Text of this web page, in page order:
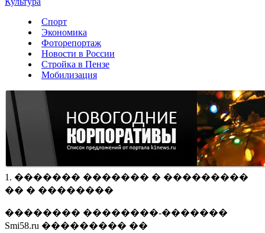
Спорт
Экономика
Фоторепортаж
Новости в России
Стройка в Пензе
Мобилизация
1. ������� ������� � ���������
�� � ��������
�������� ��������-�������
Smi58.ru ��������� ��